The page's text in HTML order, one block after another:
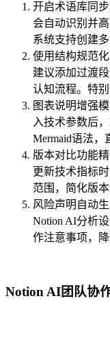
开启术语库同
会自动识别并
系统支持创建
使用结构规范
建议添加过渡
认知流程。特
图表说明增强
入技术参数后
Mermaid语法，
版本对比功能
更新技术指标
范围，简化版本
风险声明自动
Notion AI分析
作注意事项，
Notion AI团队协